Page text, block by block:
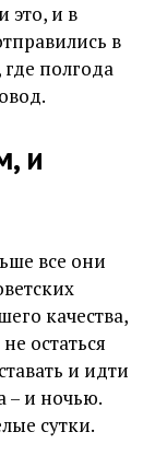
это, и в
в
полгода
и
все они
качества,
остаться
и идти
– и ночью.
сутки.